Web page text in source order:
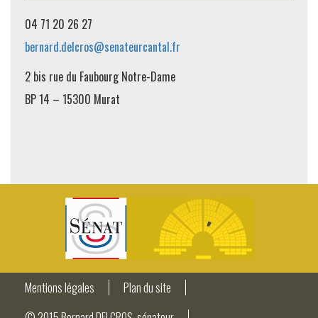
04 71 20 26 27
bernard.delcros@senateurcantal.fr
2 bis rue du Faubourg Notre-Dame
BP 14 – 15300 Murat
Mentions légales
Plan du site